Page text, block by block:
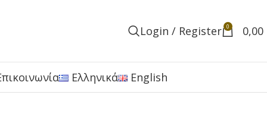
Login / Register 0 0,00
Ελληνικά English